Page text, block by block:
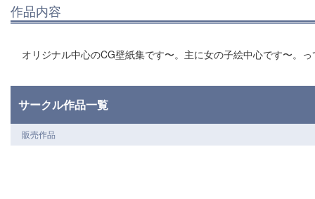
作品内容
オリジナル中心のCG壁紙集です〜。主に女の子絵中心です〜。
サークル作品一覧
販売作品